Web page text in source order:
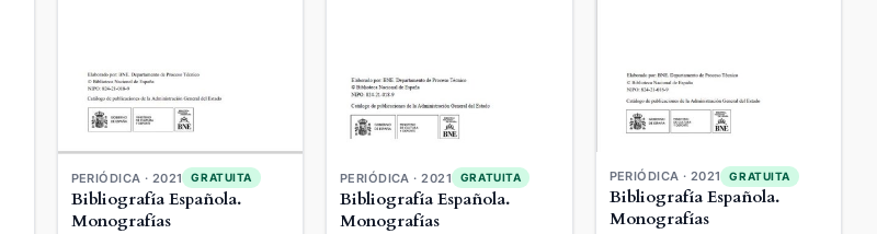
PERIÓDICA · 2021 GRATUITA
Bibliografía Española.
Monografías
PERIÓDICA · 2021 GRATUITA
Bibliografía Española.
Monografías
PERIÓDICA · 2021 GRATUITA
Bibliografía Española.
Monografías